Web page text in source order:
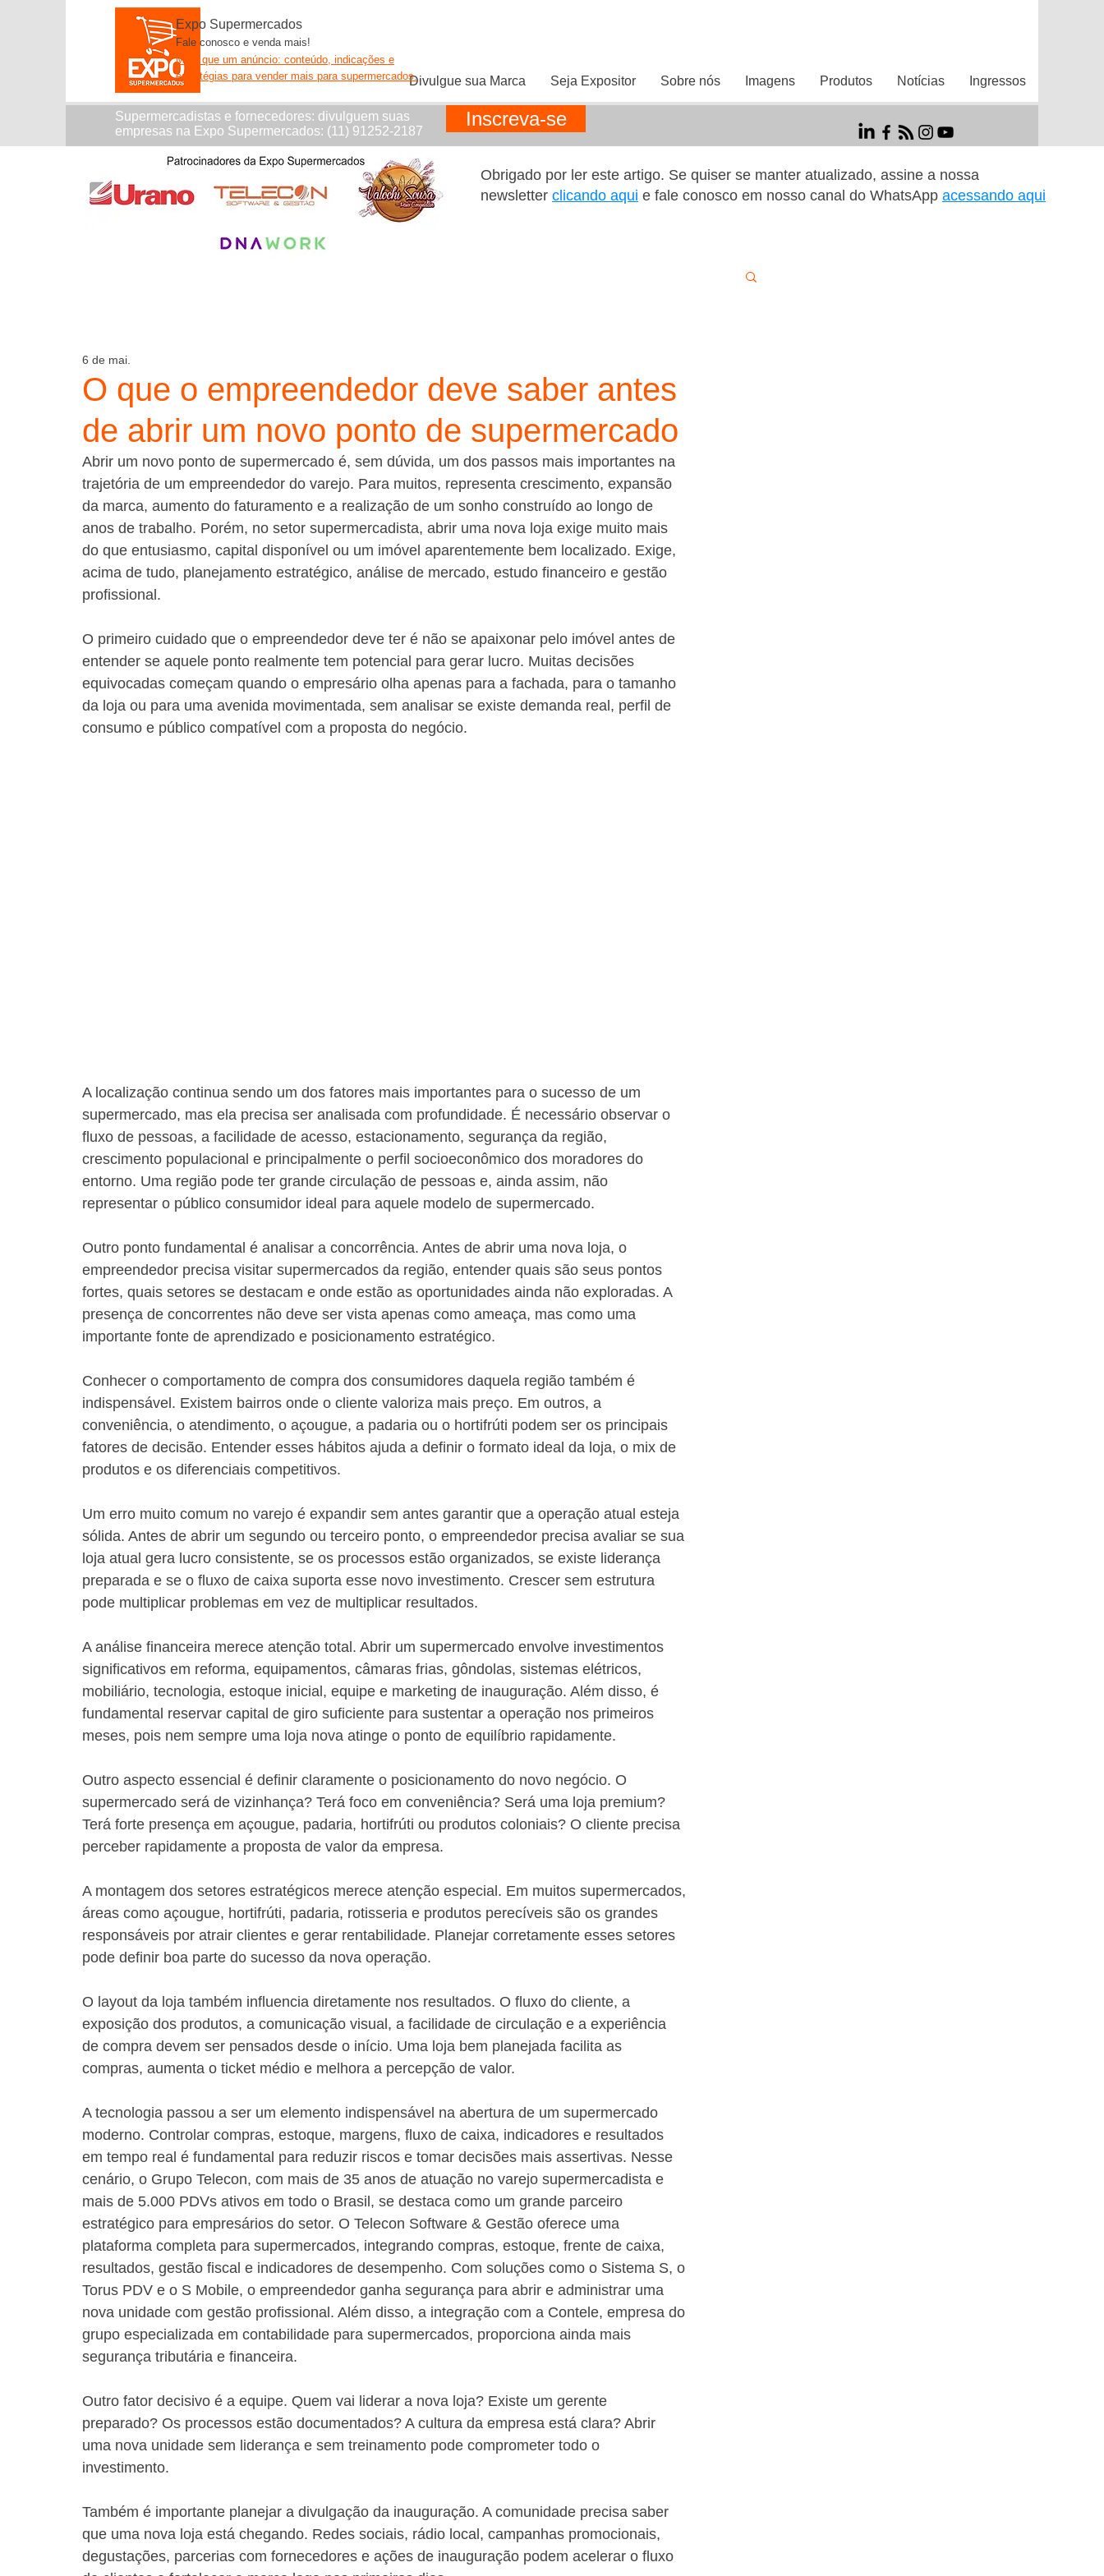
Divulgue sua Marca Seja Expositor Sobre nós Imagens Produtos Notícias Ingressos
Expo Supermercados
Fale conosco e venda mais!
Mais que um anúncio: conteúdo, indicações e
estratégias para vender mais para supermercados.
Supermercadistas e fornecedores: divulguem suas
empresas na Expo Supermercados: (11) 91252-2187
Inscreva-se
Obrigado por ler este artigo. Se quiser se manter atualizado, assine a nossa
newsletter clicando aqui e fale conosco em nosso canal do WhatsApp acessando aqui
O que o empreendedor deve saber antes
de abrir um novo ponto de supermercado
6 de mai.
Abrir um novo ponto de supermercado é, sem dúvida, um dos passos mais importantes na
trajetória de um empreendedor do varejo. Para muitos, representa crescimento, expansão
da marca, aumento do faturamento e a realização de um sonho construído ao longo de
anos de trabalho. Porém, no setor supermercadista, abrir uma nova loja exige muito mais
do que entusiasmo, capital disponível ou um imóvel aparentemente bem localizado. Exige,
acima de tudo, planejamento estratégico, análise de mercado, estudo financeiro e gestão
profissional.
O primeiro cuidado que o empreendedor deve ter é não se apaixonar pelo imóvel antes de
entender se aquele ponto realmente tem potencial para gerar lucro. Muitas decisões
equivocadas começam quando o empresário olha apenas para a fachada, para o tamanho
da loja ou para uma avenida movimentada, sem analisar se existe demanda real, perfil de
consumo e público compatível com a proposta do negócio.
A localização continua sendo um dos fatores mais importantes para o sucesso de um
supermercado, mas ela precisa ser analisada com profundidade. É necessário observar o
fluxo de pessoas, a facilidade de acesso, estacionamento, segurança da região,
crescimento populacional e principalmente o perfil socioeconômico dos moradores do
entorno. Uma região pode ter grande circulação de pessoas e, ainda assim, não
representar o público consumidor ideal para aquele modelo de supermercado.
Outro ponto fundamental é analisar a concorrência. Antes de abrir uma nova loja, o
empreendedor precisa visitar supermercados da região, entender quais são seus pontos
fortes, quais setores se destacam e onde estão as oportunidades ainda não exploradas. A
presença de concorrentes não deve ser vista apenas como ameaça, mas como uma
importante fonte de aprendizado e posicionamento estratégico.
Conhecer o comportamento de compra dos consumidores daquela região também é
indispensável. Existem bairros onde o cliente valoriza mais preço. Em outros, a
conveniência, o atendimento, o açougue, a padaria ou o hortifrúti podem ser os principais
fatores de decisão. Entender esses hábitos ajuda a definir o formato ideal da loja, o mix de
produtos e os diferenciais competitivos.
Um erro muito comum no varejo é expandir sem antes garantir que a operação atual esteja
sólida. Antes de abrir um segundo ou terceiro ponto, o empreendedor precisa avaliar se sua
loja atual gera lucro consistente, se os processos estão organizados, se existe liderança
preparada e se o fluxo de caixa suporta esse novo investimento. Crescer sem estrutura
pode multiplicar problemas em vez de multiplicar resultados.
A análise financeira merece atenção total. Abrir um supermercado envolve investimentos
significativos em reforma, equipamentos, câmaras frias, gôndolas, sistemas elétricos,
mobiliário, tecnologia, estoque inicial, equipe e marketing de inauguração. Além disso, é
fundamental reservar capital de giro suficiente para sustentar a operação nos primeiros
meses, pois nem sempre uma loja nova atinge o ponto de equilíbrio rapidamente.
Outro aspecto essencial é definir claramente o posicionamento do novo negócio. O
supermercado será de vizinhança? Terá foco em conveniência? Será uma loja premium?
Terá forte presença em açougue, padaria, hortifrúti ou produtos coloniais? O cliente precisa
perceber rapidamente a proposta de valor da empresa.
A montagem dos setores estratégicos merece atenção especial. Em muitos supermercados,
áreas como açougue, hortifrúti, padaria, rotisseria e produtos perecíveis são os grandes
responsáveis por atrair clientes e gerar rentabilidade. Planejar corretamente esses setores
pode definir boa parte do sucesso da nova operação.
O layout da loja também influencia diretamente nos resultados. O fluxo do cliente, a
exposição dos produtos, a comunicação visual, a facilidade de circulação e a experiência
de compra devem ser pensados desde o início. Uma loja bem planejada facilita as
compras, aumenta o ticket médio e melhora a percepção de valor.
A tecnologia passou a ser um elemento indispensável na abertura de um supermercado
moderno. Controlar compras, estoque, margens, fluxo de caixa, indicadores e resultados
em tempo real é fundamental para reduzir riscos e tomar decisões mais assertivas. Nesse
cenário, o Grupo Telecon, com mais de 35 anos de atuação no varejo supermercadista e
mais de 5.000 PDVs ativos em todo o Brasil, se destaca como um grande parceiro
estratégico para empresários do setor. O Telecon Software & Gestão oferece uma
plataforma completa para supermercados, integrando compras, estoque, frente de caixa,
resultados, gestão fiscal e indicadores de desempenho. Com soluções como o Sistema S, o
Torus PDV e o S Mobile, o empreendedor ganha segurança para abrir e administrar uma
nova unidade com gestão profissional. Além disso, a integração com a Contele, empresa do
grupo especializada em contabilidade para supermercados, proporciona ainda mais
segurança tributária e financeira.
Outro fator decisivo é a equipe. Quem vai liderar a nova loja? Existe um gerente
preparado? Os processos estão documentados? A cultura da empresa está clara? Abrir
uma nova unidade sem liderança e sem treinamento pode comprometer todo o
investimento.
Também é importante planejar a divulgação da inauguração. A comunidade precisa saber
que uma nova loja está chegando. Redes sociais, rádio local, campanhas promocionais,
degustações, parcerias com fornecedores e ações de inauguração podem acelerar o fluxo